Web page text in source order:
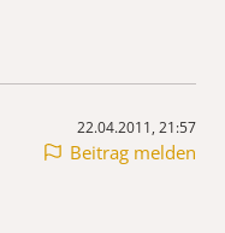
22.04.2011, 21:57
Beitrag melden